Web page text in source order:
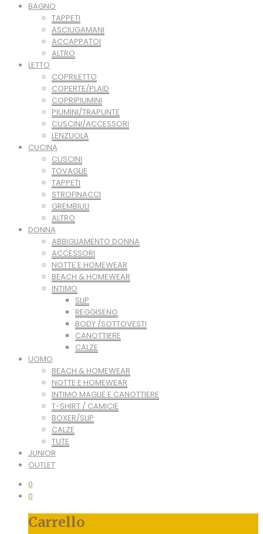
BAGNO
TAPPETI
ASCIUGAMANI
ACCAPPATOI
ALTRO
LETTO
COPRILETTO
COPERTE/PLAID
COPRIPIUMINI
PIUMINI/TRAPUNTE
CUSCINI/ACCESSORI
LENZUOLA
CUCINA
CUSCINI
TOVAGLIE
TAPPETI
STROFINACCI
GREMBIULI
ALTRO
DONNA
ABBIGLIAMENTO DONNA
ACCESSORI
NOTTE E HOMEWEAR
BEACH & HOMEWEAR
INTIMO
SLIP
REGGISENO
BODY /SOTTOVESTI
CANOTTIERE
CALZE
UOMO
BEACH & HOMEWEAR
NOTTE E HOMEWEAR
INTIMO MAGLIE E CANOTTIERE
T-SHIRT / CAMICIE
BOXER/SLIP
CALZE
TUTE
JUNIOR
OUTLET
0
0
Carrello